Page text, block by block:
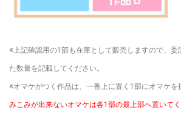
※上記確認用の1部も在庫として販売しますので、委
た数量を記載してください。
※オマケがつく作品は、一番上に置く1部にオマケを
みこみが出来ないオマケは各1部の最上部へ置いてく